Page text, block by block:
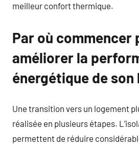
meilleur confort thermique.
Par où commencer
améliorer la
énergétique de
Une transition vers un logement
réalisée en plusieurs étapes.
permettent de réduire